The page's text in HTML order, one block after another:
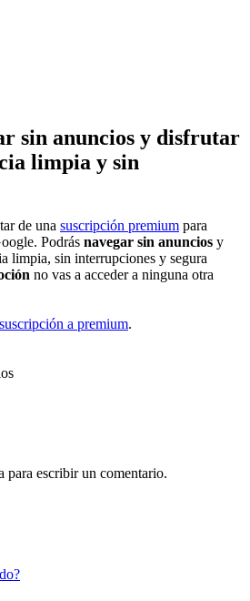
sin anuncios y disfrutar
limpia y sin
de una suscripción premium para
Podrás navegar sin anuncios y
limpia, sin interrupciones y segura
no vas a acceder a ninguna otra
suscripción a premium.
para escribir un comentario.